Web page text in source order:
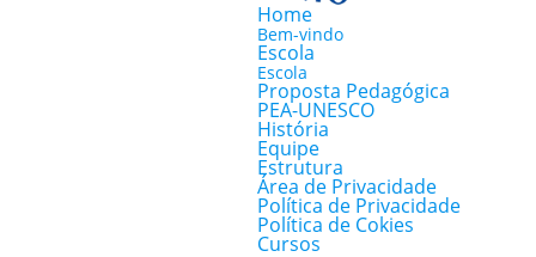
Home
Bem-vindo
Escola
Escola
Proposta Pedagógica
PEA-UNESCO
História
Equipe
Estrutura
Área de Privacidade
Política de Privacidade
Política de Cokies
Cursos